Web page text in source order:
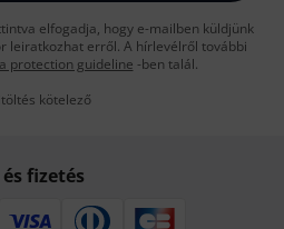
elfogadja, hogy e-mailben küldjünk
leiratkozhat erről. A hírlevélről további
protection guideline -ben talál.
kötelező
fizetés